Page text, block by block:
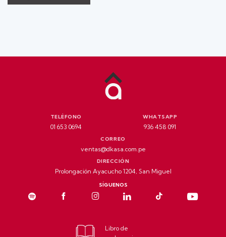
TELÉFONO
01 653 0694
WHATSAPP
936 458 091
CORREO
ventas@dkasa.com.pe
DIRECCIÓN
Prolongación Ayacucho 1204, San Miguel
SÍGUENOS
Libro de